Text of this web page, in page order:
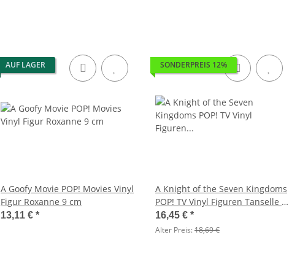
AUF LAGER
A Goofy Movie POP! Movies Vinyl
Figur Roxanne 9 cm
13,11 € *
SONDERPREIS 12%
A Knight of the Seven Kingdoms
POP! TV Vinyl Figuren Tanselle 9
cm
16,45 € *
Alter Preis:18,69 €